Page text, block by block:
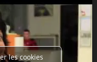
les cookies